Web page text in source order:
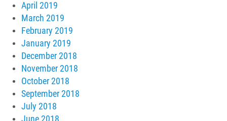
April 2019
March 2019
February 2019
January 2019
December 2018
November 2018
October 2018
September 2018
July 2018